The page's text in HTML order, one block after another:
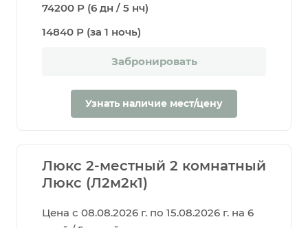
74200 Р (6 дн / 5 нч)
14840 Р (за 1 ночь)
Забронировать
Узнать наличие мест/цену
Люкс 2-местный 2 комнатный
Люкс (Л2м2к1)
Цена с 08.08.2026 г. по 15.08.2026 г. на 6